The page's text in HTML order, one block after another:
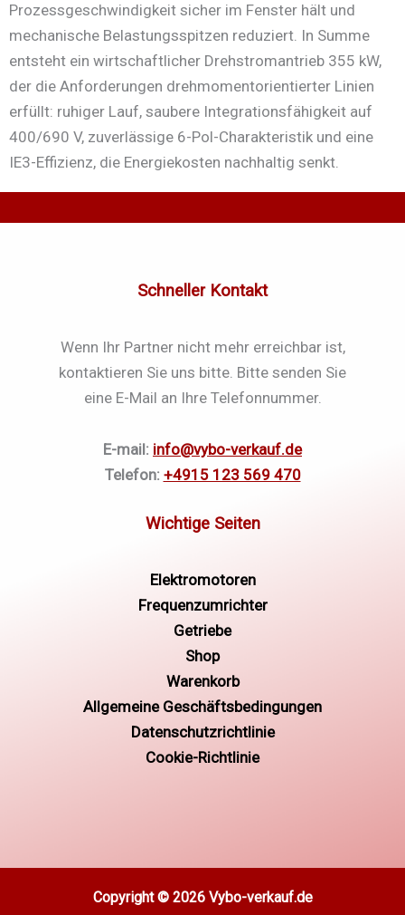
Prozessgeschwindigkeit sicher im Fenster hält und
mechanische Belastungsspitzen reduziert. In Summe
entsteht ein wirtschaftlicher Drehstromantrieb 355 kW,
der die Anforderungen drehmomentorientierter Linien
erfüllt: ruhiger Lauf, saubere Integrationsfähigkeit auf
400/690 V, zuverlässige 6-Pol-Charakteristik und eine
IE3-Effizienz, die Energiekosten nachhaltig senkt.
Schneller Kontakt
Wenn Ihr Partner nicht mehr erreichbar ist,
kontaktieren Sie uns bitte. Bitte senden Sie
eine E-Mail an Ihre Telefonnummer.
E-mail: info@vybo-verkauf.de
Telefon: +4915 123 569 470
Elektromotoren
Frequenzumrichter
Getriebe
Shop
Warenkorb
Allgemeine Geschäftsbedingungen
Datenschutzrichtlinie
Cookie-Richtlinie
Copyright © 2026 Vybo-verkauf.de